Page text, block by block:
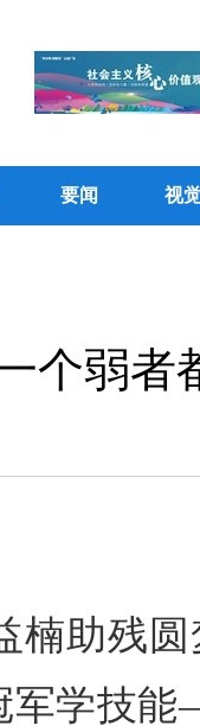
要闻 视
个弱者
楠助残
军学技